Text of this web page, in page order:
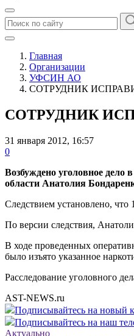
Главная
Организации
УФСИН АО
СОТРУДНИК
СОТРУДНИК
31 января 2012, 16:57
0
Возбуждено уголовное дело
области Анатолия
Следствием установлено,
По версии следствия,
В ходе проведенных
было изъято указанное
Расследование уголовного
AST-NEWS.ru
Подписывайтесь на новый
Подписывайтесь на наш
Актуально